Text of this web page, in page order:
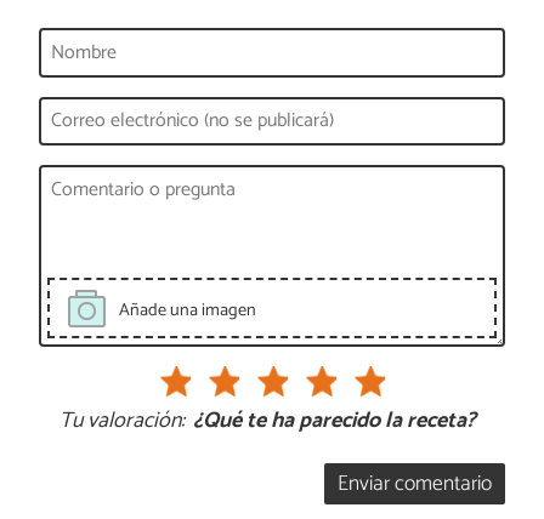
Añade una imagen
Tu valoración: ¿Qué te ha parecido la receta?
Enviar comentario